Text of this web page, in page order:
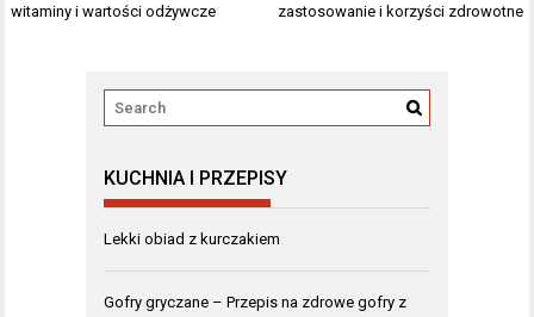
wpisu
witaminy i wartości odżywcze
zastosowanie i korzyści zdrowotne
KUCHNIA I PRZEPISY
Lekki obiad z kurczakiem
Gofry gryczane – Przepis na zdrowe gofry z